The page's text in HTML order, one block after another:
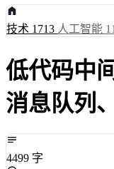
技术 1713 人工智能 11
低代码中
消息队列
4499 字